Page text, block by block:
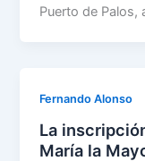
Puerto de Palos,
Fernando Alonso
La
María la